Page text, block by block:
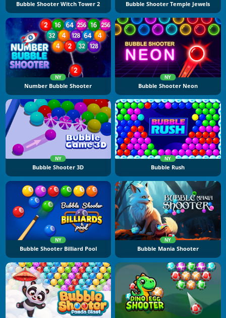
Bubble Shooter Witch Tower 2 Bubble Shooter Temple Jewels
NY
Number Bubble Shooter
NY
Bubble Shooter Neon
NY
Bubble Shooter 3D
NY
Bubble Rush
NY
Bubble Shooter Billiard Pool
NY
Bubble Mania Shooter